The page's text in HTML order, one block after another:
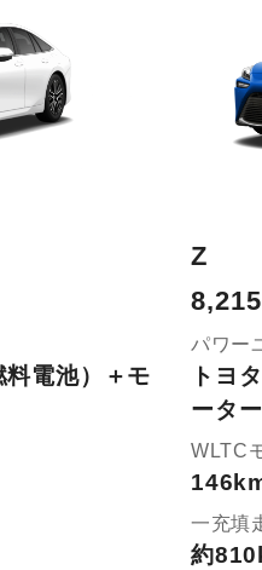
料電池）＋モ
Z
パワー
トヨ
ーター
WLTC
一充填
約